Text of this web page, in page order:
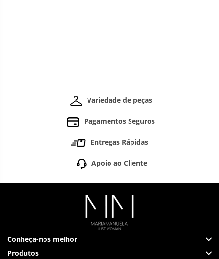
Variedade de peças
Pagamentos Seguros
Entregas Rápidas
Apoio ao Cliente
Conheça-nos melhor
Produtos